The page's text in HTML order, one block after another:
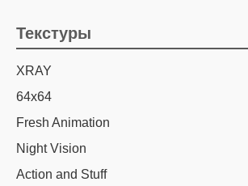
Текстуры
XRAY
64х64
Fresh Animation
Night Vision
Action and Stuff